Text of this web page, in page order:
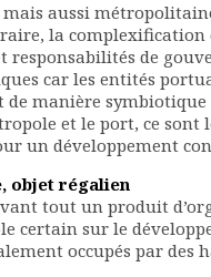
aussi
la
responsabilités de
car les entités
manière symbiotique
et le port, ce sont
un développement
objet régalien
tout un produit
certain sur le
occupés par des